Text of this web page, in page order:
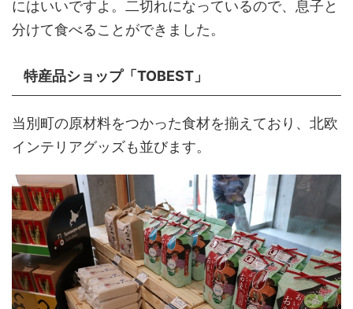
にはいいですよ。二切れになっているので、息子と
分けて食べることができました。
特産品ショップ「TOBEST」
当別町の原材料をつかった食材を揃えており、北欧
インテリアグッズも並びます。